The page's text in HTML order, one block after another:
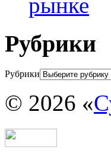
рынке
Рубрики
Рубрики
© 2026 «